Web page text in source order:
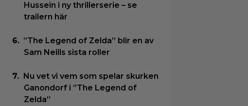
Hussein i ny thrillerserie – se
trailern här
”The Legend of Zelda” blir en av
Sam Neills sista roller
Nu vet vi vem som spelar skurken
Ganondorf i ”The Legend of
Zelda”